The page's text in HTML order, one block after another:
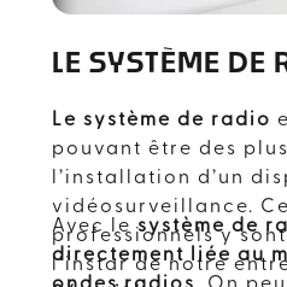
TOUTES NOS
AVISYS SECURITE:
VIDÉOSURVEILLANCE
CHEZ
LE SYSTÈME DE
Le système de radio
pouvant être des
l’installation d’un
vidéosurveillance.
professionnels y
l’instar de notre
Avec lesystème de
directement liée au